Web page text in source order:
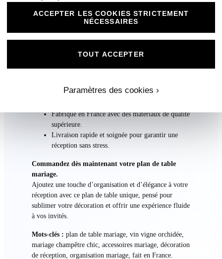
style
Ce plan de table est entièrement personnalisable, de la
disposition des tables aux couleurs et typographies. Vous
pouvez y intégrer des éléments spécifiques pour qu’il
votre thème de mariage.
Fabriqué en France avec des matériaux de qualité
supérieure.
Livraison rapide et soignée pour garantir une
réception sans stress.
Commandez dès maintenant votre plan de table
mariage.
Ajoutez une touche d’organisation et d’élégance à votre
réception avec ce plan de table unique, pensé pour
sublimer votre décoration et offrir une expérience fluide
à vos invités.
Mots-clés : plan de table mariage, vin vigne orchidée,
mariage champêtre chic, accessoires mariage, décoration
de réception, organisation mariage, fait en France.
ACCEPTER LES COOKIES STRICTEMENT
NÉCESSAIRES
Paramètres des cookies ›
TOUT ACCEPTER